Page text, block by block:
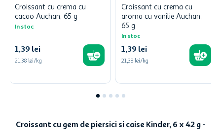
Croissant cu crema cu
cacao Auchan, 65 g
In stoc
1,39 lei
21,38 lei/kg
Croissant cu crema cu
aroma cu vanilie Auchan,
65 g
In stoc
1,39 lei
21,38 lei/kg
Croissant cu gem de piersici si caise Kinder, 6 x 42 g -